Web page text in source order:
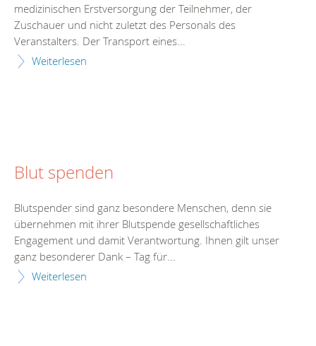
medizinischen Erstversorgung der Teilnehmer, der
Zuschauer und nicht zuletzt des Personals des
Veranstalters. Der Transport eines...
Weiterlesen
Blut spenden
Blutspender sind ganz besondere Menschen, denn sie
übernehmen mit ihrer Blutspende gesellschaftliches
Engagement und damit Verantwortung. Ihnen gilt unser
ganz besonderer Dank – Tag für...
Weiterlesen